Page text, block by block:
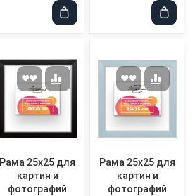
Рама 25x25 для
картин и
фотографий
Рама 25x25 для
картин и
фотографий